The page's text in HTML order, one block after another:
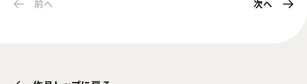
前へ 次へ